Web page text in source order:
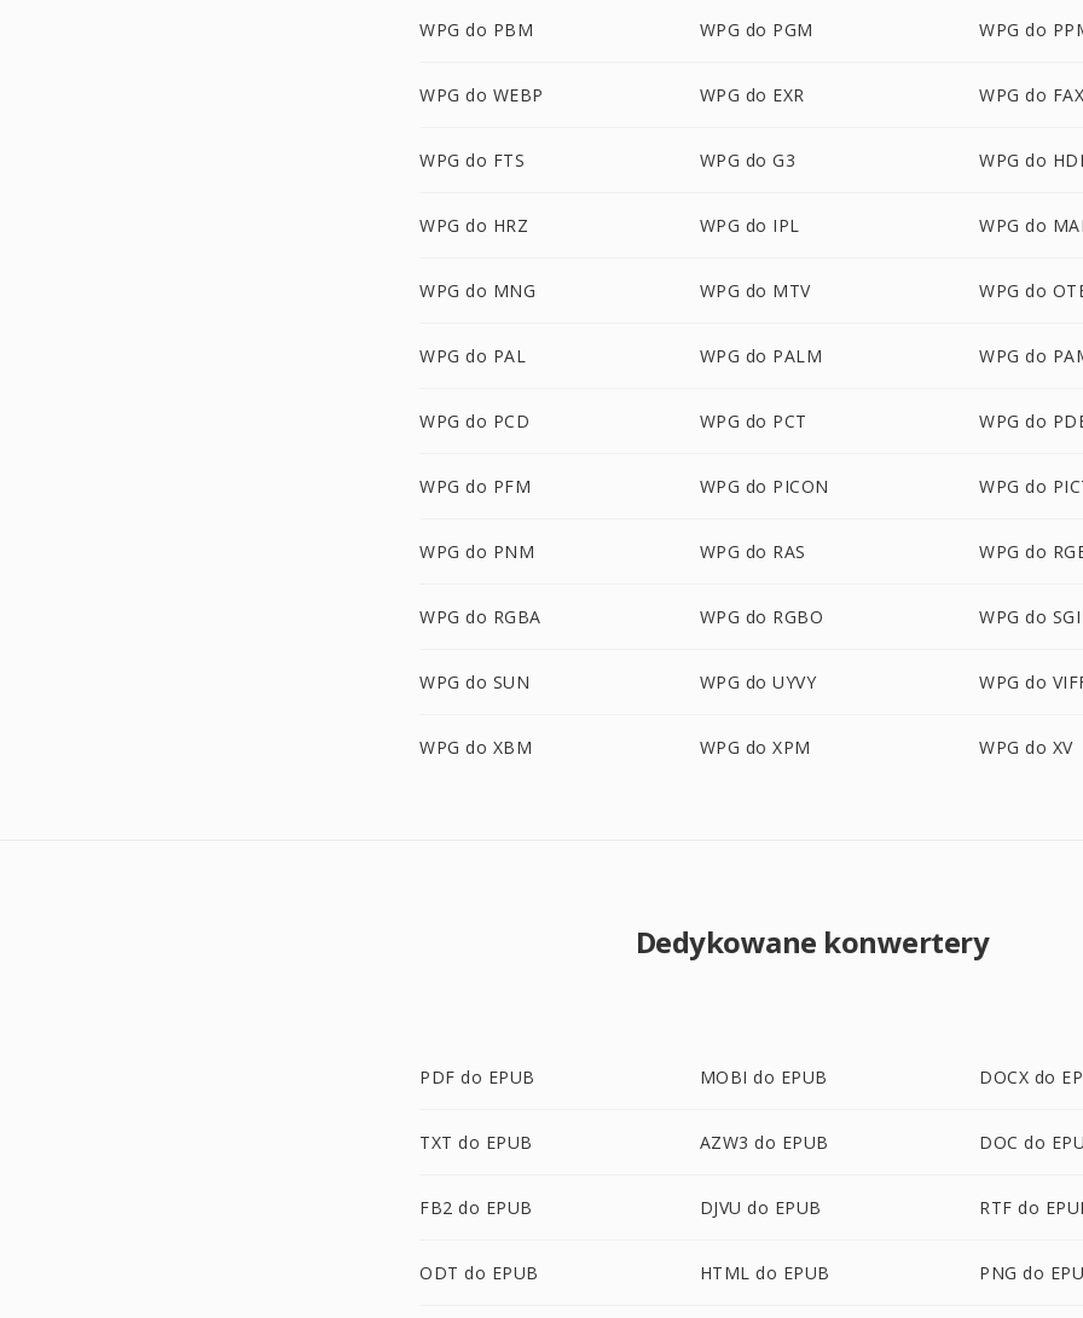
WPG do PBM WPG do PGM WPG do
WPG do WEBP WPG do EXR WPG do FAX
WPG do FTS WPG do G3 WPG do
WPG do HRZ WPG do IPL WPG do
WPG do MNG WPG do MTV WPG do
WPG do PAL WPG do PALM WPG do
WPG do PCD WPG do PCT WPG do
WPG do PFM WPG do PICON WPG do
WPG do PNM WPG do RAS WPG do
WPG do RGBA WPG do RGBO WPG do SGI
WPG do SUN WPG do UYVY WPG do
WPG do XBM WPG do XPM WPG do XV
Dedykowane konwertery
PDF do EPUB MOBI do EPUB DOCX do
TXT do EPUB AZW3 do EPUB DOC do
FB2 do EPUB DJVU do EPUB RTF do
ODT do EPUB HTML do EPUB PNG do